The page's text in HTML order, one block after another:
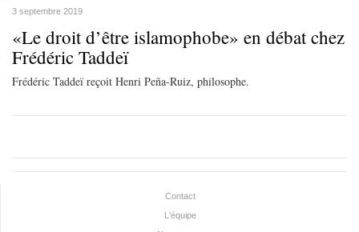
3 septembre 2019
«Le droit d’être islamophobe» en débat chez
Frédéric Taddeï
Frédéric Taddeï reçoit Henri Peña-Ruiz, philosophe.
Contact
L'équipe